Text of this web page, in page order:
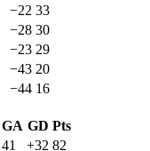
−22 33
−28 30
−23 29
−43 20
−44 16
GA GD Pts
41 +32 82